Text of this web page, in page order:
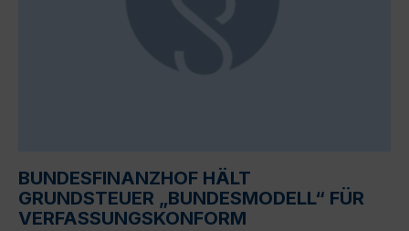
BUNDESFINANZHOF HÄLT
GRUNDSTEUER „BUNDESMODELL“ FÜR
VERFASSUNGSKONFORM